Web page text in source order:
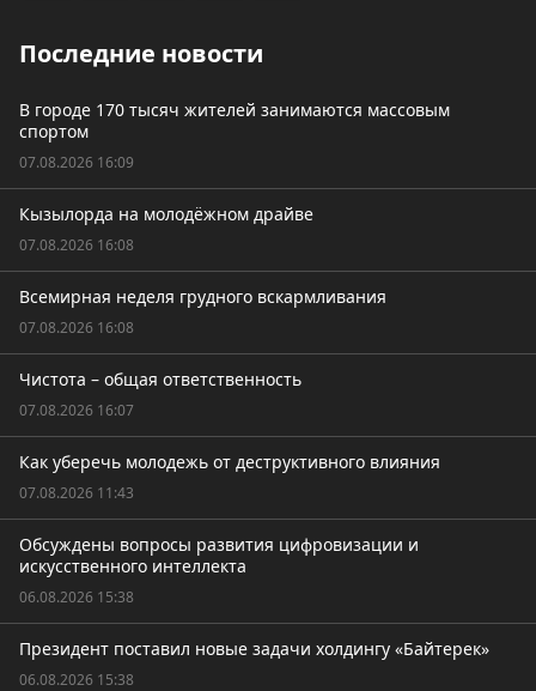
Последние новости
В городе 170 тысяч жителей занимаются массовым
спортом
07.08.2026 16:09
Кызылорда на молодёжном драйве
07.08.2026 16:08
Всемирная неделя грудного вскармливания
07.08.2026 16:08
Чистота – общая ответственность
07.08.2026 16:07
Как уберечь молодежь от деструктивного влияния
07.08.2026 11:43
Обсуждены вопросы развития цифровизации и
искусственного интеллекта
06.08.2026 15:38
Президент поставил новые задачи холдингу «Байтерек»
06.08.2026 15:38